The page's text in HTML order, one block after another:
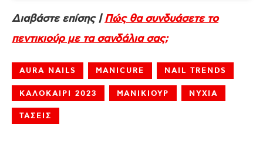
Διαβάστε επίσης |Πώς θα συνδυάσετε το
πεντικιούρ με τα σανδάλια σας;
AURA NAILS MANICURE NAIL TRENDS
ΚΑΛΟΚΑΙΡΙ 2023 ΜΑΝΙΚΙΟΥΡ ΝΥΧΙΑ
ΤΑΣΕΙΣ